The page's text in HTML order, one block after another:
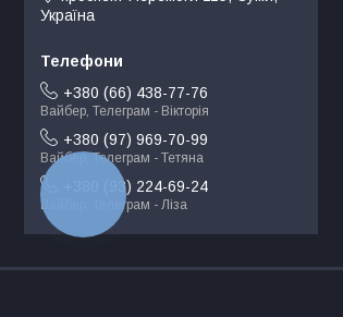
Україна
+380 (66) 438-77-76
Вайбер, Телеграм - Вікторія
+380 (97) 969-70-99
Вайбер, Телеграм - Тетяна
+380 (93) 224-69-24
Вайбер, Телеграм - Ліза